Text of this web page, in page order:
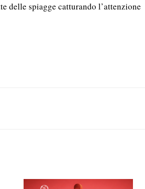
delle spiagge catturando l’attenzione